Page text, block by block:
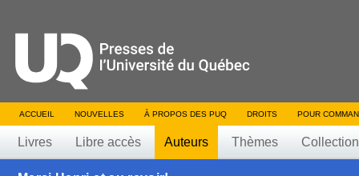
ACCUEIL NOUVELLES À PROPOS DES PUQ DROITS POUR
Livres Libre accès Auteurs Thèmes